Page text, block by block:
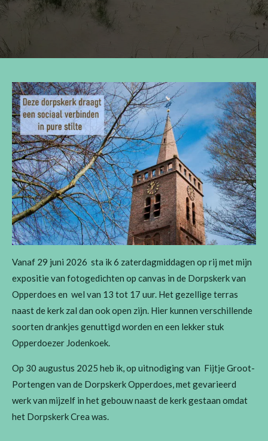
Vanaf 29 juni 2026 sta ik 6 zaterdagmiddagen op rij met mijn
expositie van fotogedichten op canvas in de Dorpskerk van
Opperdoes en wel van 13 tot 17 uur. Het gezellige terras
naast de kerk zal dan ook open zijn. Hier kunnen verschillende
soorten drankjes genuttigd worden en een lekker stuk
Opperdoezer Jodenkoek.
Op 30 augustus 2025 heb ik, op uitnodiging van Fijtje Groot-
Portengen van de Dorpskerk Opperdoes, met gevarieerd
werk van mijzelf in het gebouw naast de kerk gestaan omdat
het Dorpskerk Crea was.